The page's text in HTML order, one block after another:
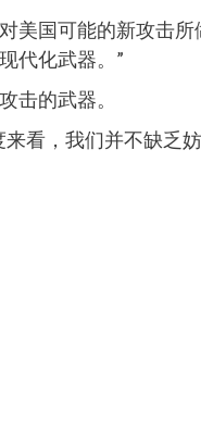
美国可能的新攻击
代化武器。”
击的武器。
看，我们并不缺乏